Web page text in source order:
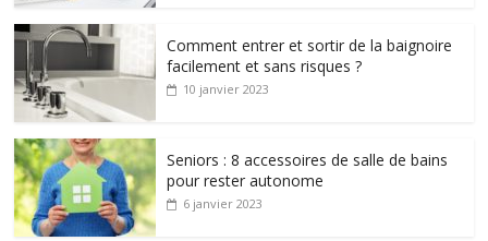
Comment entrer et sortir de la baignoire
facilement et sans risques ?
10 janvier 2023
Seniors : 8 accessoires de salle de bains
pour rester autonome
6 janvier 2023